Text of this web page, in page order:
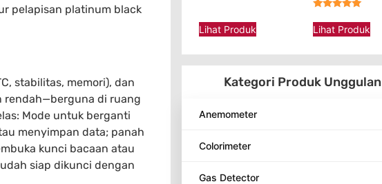
pelapisan platinum black
stabilitas, memori), dan
rendah—berguna di ruang
Mode untuk berganti
menyimpan data; panah
kunci bacaan atau
siap dikunci dengan
Lihat Produk Lihat Produk
Kategori Produk Unggulan
Anemometer
Colorimeter
Gas Detector